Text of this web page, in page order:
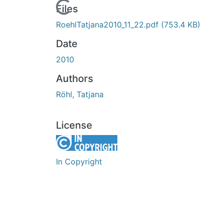
Loading...
Files
RoehlTatjana2010_11_22.pdf (753.4 KB)
Date
2010
Authors
Röhl, Tatjana
License
In Copyright